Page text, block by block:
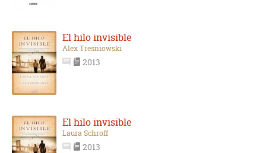
El hilo invisible
Alex Tresniowski
2013
El hilo invisible
Laura Schroff
2013